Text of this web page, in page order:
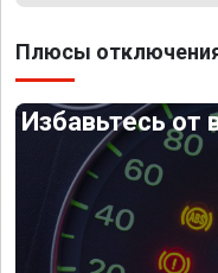
Плюсы отключения
Избавьтесь от